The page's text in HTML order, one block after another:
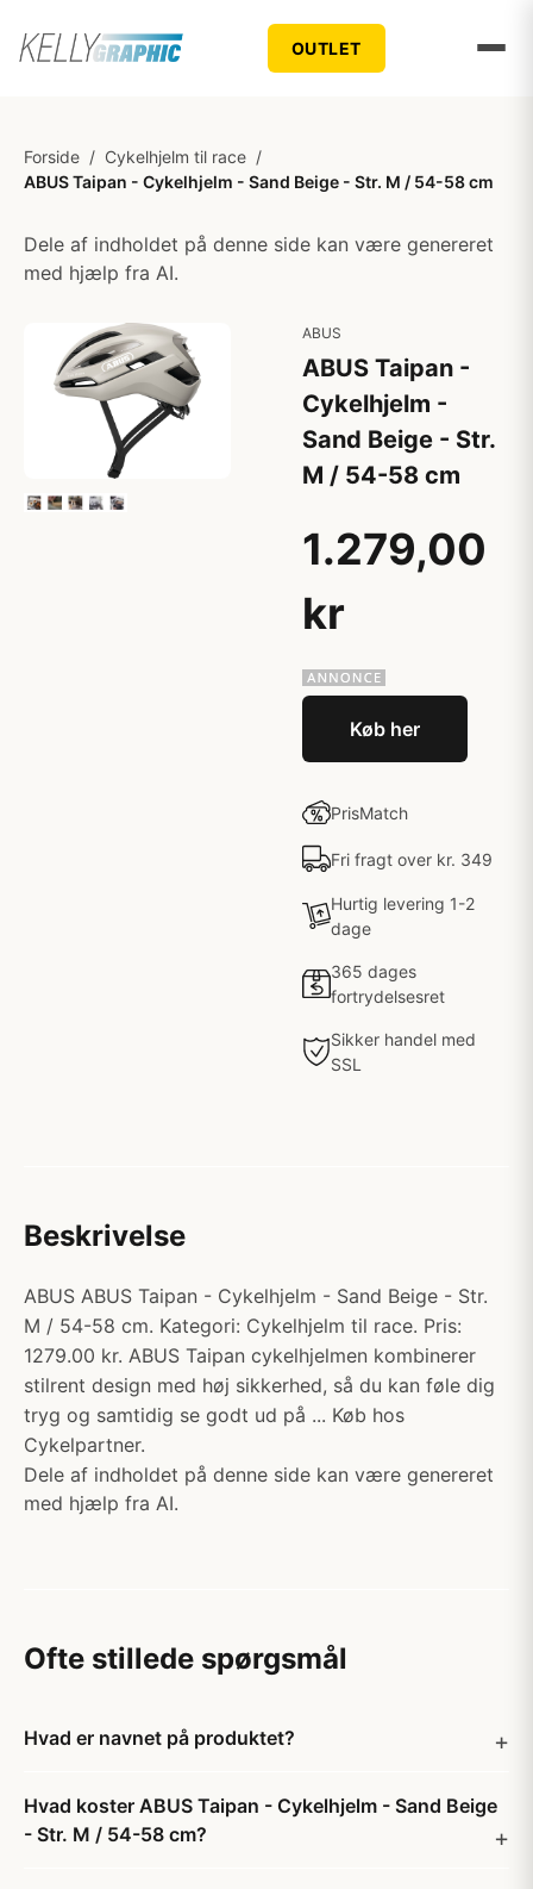
OUTLET
Forside / Cykelhjelm til race /
ABUS Taipan - Cykelhjelm - Sand Beige - Str. M / 54-58 cm
Dele af indholdet på denne side kan være genereret
med hjælp fra AI.
ABUS
ABUS Taipan -
Cykelhjelm -
Sand Beige - Str.
M / 54-58 cm
1.279,00
kr
Køb her
PrisMatch
Fri fragt over kr. 349
Hurtig levering 1-2
dage
365 dages
fortrydelsesret
Sikker handel med
SSL
Beskrivelse
ABUS ABUS Taipan - Cykelhjelm - Sand Beige - Str.
M / 54-58 cm. Kategori: Cykelhjelm til race. Pris:
1279.00 kr. ABUS Taipan cykelhjelmen kombinerer
stilrent design med høj sikkerhed, så du kan føle dig
tryg og samtidig se godt ud på ... Køb hos
Cykelpartner.
Dele af indholdet på denne side kan være genereret
med hjælp fra AI.
Ofte stillede spørgsmål
Hvad er navnet på produktet?
Hvad koster ABUS Taipan - Cykelhjelm - Sand Beige
- Str. M / 54-58 cm?